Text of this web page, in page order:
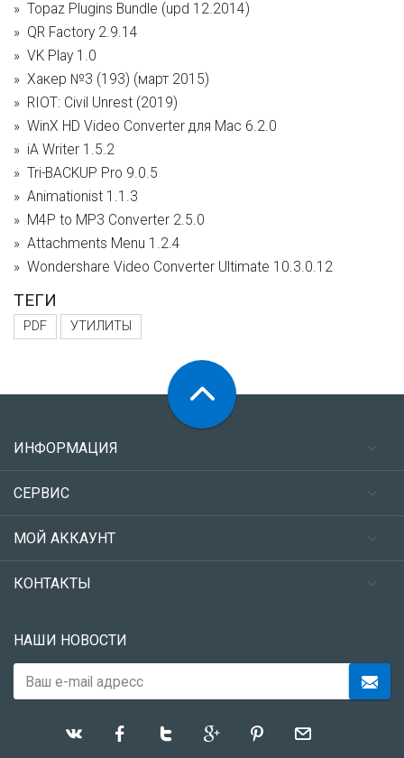
Topaz Plugins Bundle (upd 12.2014)
QR Factory 2.9.14
VK Play 1.0
Хакер №3 (193) (март 2015)
RIOT: Civil Unrest (2019)
WinX HD Video Converter для Mac 6.2.0
iA Writer 1.5.2
Tri-BACKUP Pro 9.0.5
Animationist 1.1.3
M4P to MP3 Converter 2.5.0
Attachments Menu 1.2.4
Wondershare Video Converter Ultimate 10.3.0.12
ТЕГИ
PDF УТИЛИТЫ
ИНФОРМАЦИЯ
СЕРВИС
МОЙ АККАУНТ
КОНТАКТЫ
НАШИ НОВОСТИ